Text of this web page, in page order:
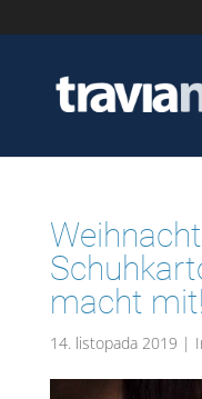
macht mit!
14. listopada 2019 |